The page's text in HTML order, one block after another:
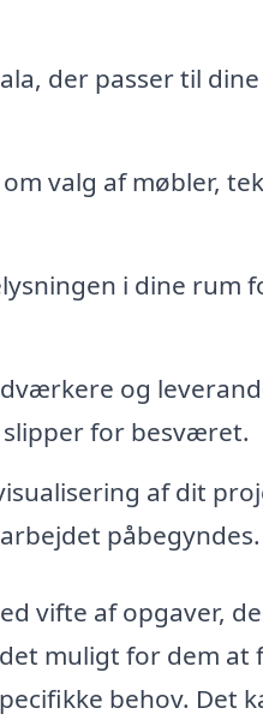
der passer til dine
valg af møbler,
i dine rum
og
for besværet.
af dit
påbegyndes.
vifte af opgaver,
muligt for dem at
behov. Det